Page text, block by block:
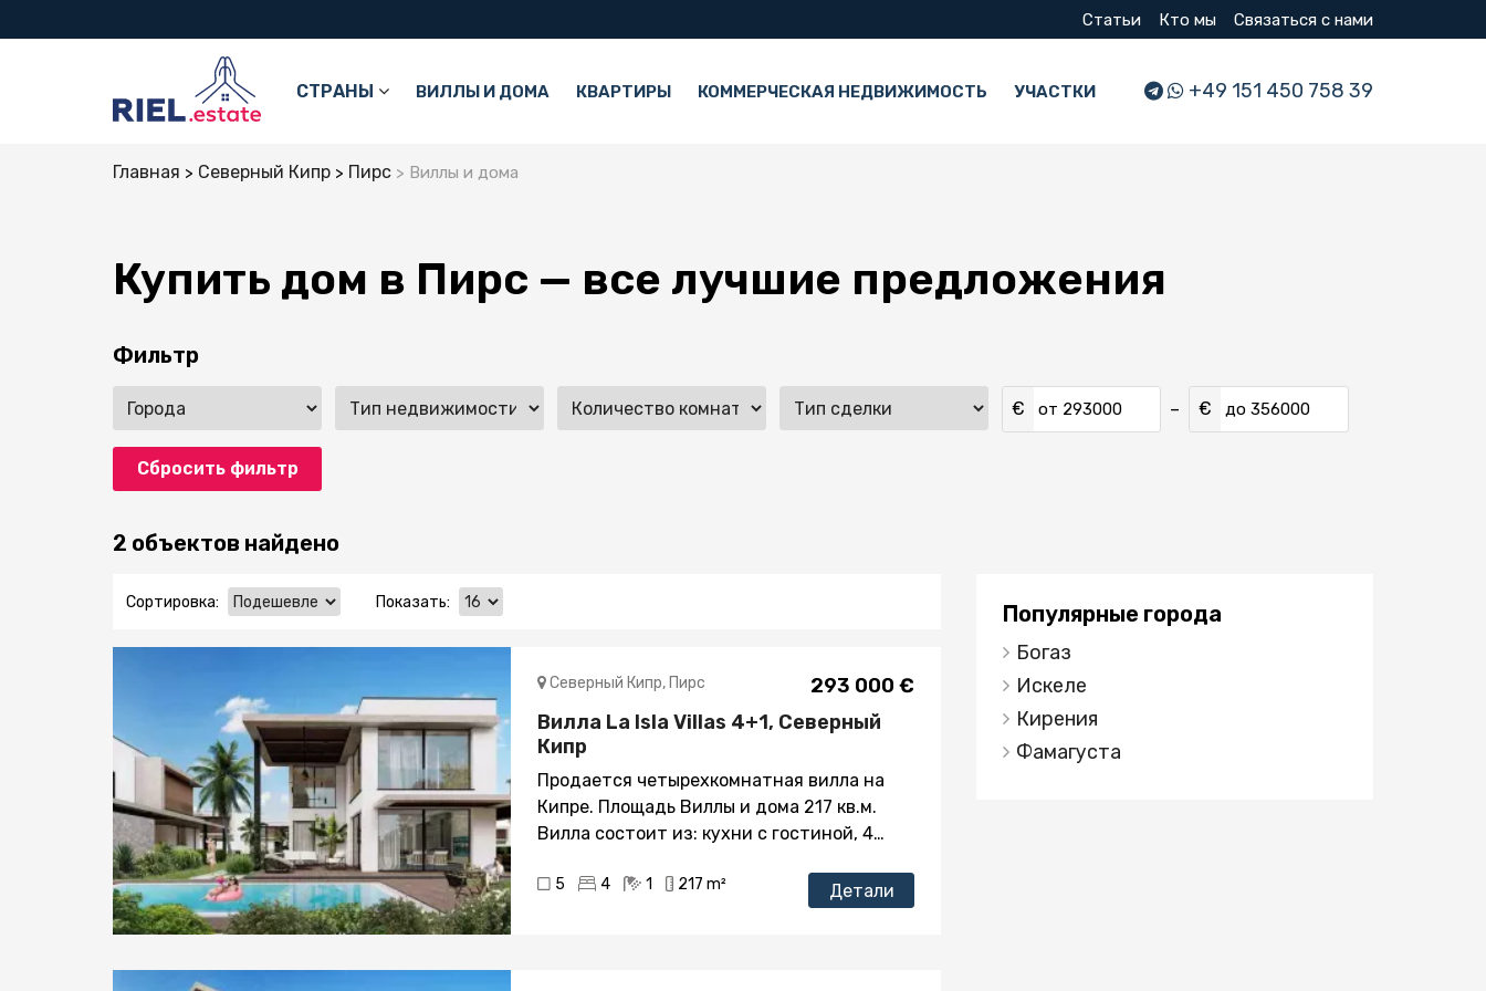
Статьи Кто мы Связаться с нами
СТРАНЫ ВИЛЛЫ И ДОМА КВАРТИРЫ КОММЕРЧЕСКАЯ НЕДВИЖИМОСТЬ УЧАСТКИ +49 151 450 758 39
Главная Северный Кипр Пирс Виллы и дома
Купить дом в Пирс — все лучшие предложения
Фильтр
€ от – € до
Сбросить фильтр
2 объектов найдено
Сортировка: Показать:
293 000 €
Северный Кипр, Пирс
Вилла La Isla Villas 4+1, Северный
Кипр
Продается четырехкомнатная вилла на
Кипре. Площадь Виллы и дома 217 кв.м.
Вилла состоит из: кухни с гостиной, 4
без мебели. На продажу выставлена
прекрасная вилла в районе Отукен, Пирс,
5 4 1 217 m² Детали
Популярные города
Богаз
Искеле
Кирения
Фамагуста